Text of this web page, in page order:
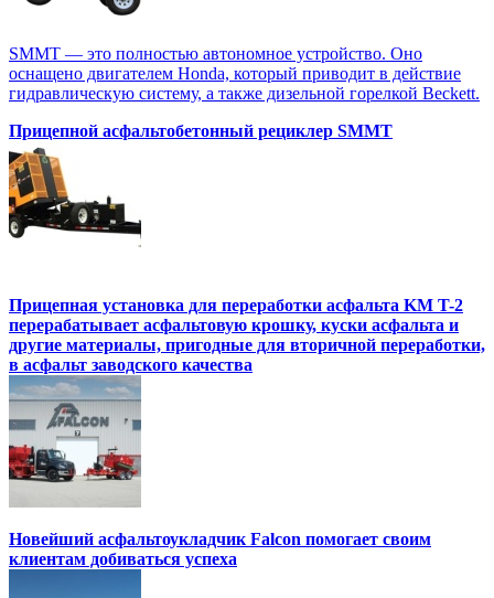
SMMT — это полностью автономное устройство. Оно
оснащено двигателем Honda, который приводит в действие
гидравлическую систему, а также дизельной горелкой Beckett.
Прицепной асфальтобетонный рециклер SMMT
Прицепная установка для переработки асфальта KM T-2
перерабатывает асфальтовую крошку, куски асфальта и
другие материалы, пригодные для вторичной переработки,
в асфальт заводского качества
Новейший асфальтоукладчик Falcon помогает своим
клиентам добиваться успеха